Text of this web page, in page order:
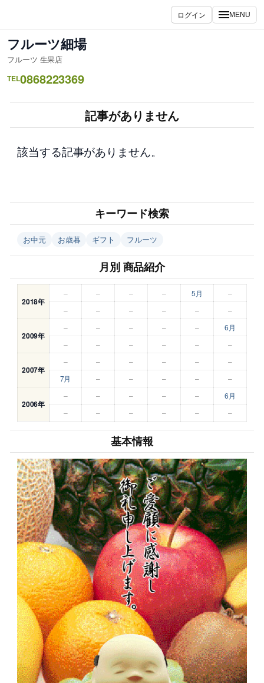
を
ス
キ
ッ
ログイン MENU
フルーツ細場
フルーツ 生果店
TEL0868223369
記事がありません
該当する記事がありません。
キーワード検索
お中元 お歳暮 ギフト フルーツ
月別 商品紹介
2018年
– – – – 5月
–
–
– – – – –
2009年
– – – – –
6月
–
– – – – –
2007年
– – – – –
–
7月
– – – – –
2006年
– – – – –
6月
–
– – – – –
基本情報